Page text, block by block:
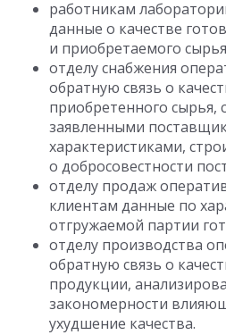
работникам
данные о качестве
и приобретаемого
отделу снабжения
обратную связь о
приобретенного сырья,
заявленными
характеристиками,
о добросовестности
отделу продаж
клиентам данные по
отгружаемой партии
отделу производства
обратную связь о
продукции,
закономерности
ухудшение качества.